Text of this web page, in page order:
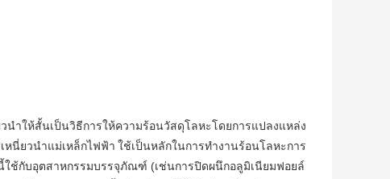
นำให้สั้นเป็นวิธีการให้ความร้อนวัสดุโลหะโดยการแปลงแหล่ง
หนี่ยวนำแม่เหล็กไฟฟ้า ใช้เป็นหลักในการทำงานร้อนโลหะการ
ใช้กับอุตสาหกรรมบรรจุภัณฑ์ (เช่นการปิดผนึกอลูมิเนียมฟอยล์